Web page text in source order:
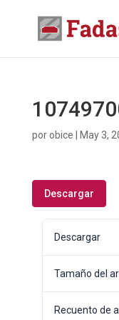
porobice May 3,
Descargar
Descargar
Tamaño del
Recuento de